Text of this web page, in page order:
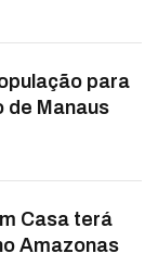
para
de Manaus
Casa terá
Amazonas